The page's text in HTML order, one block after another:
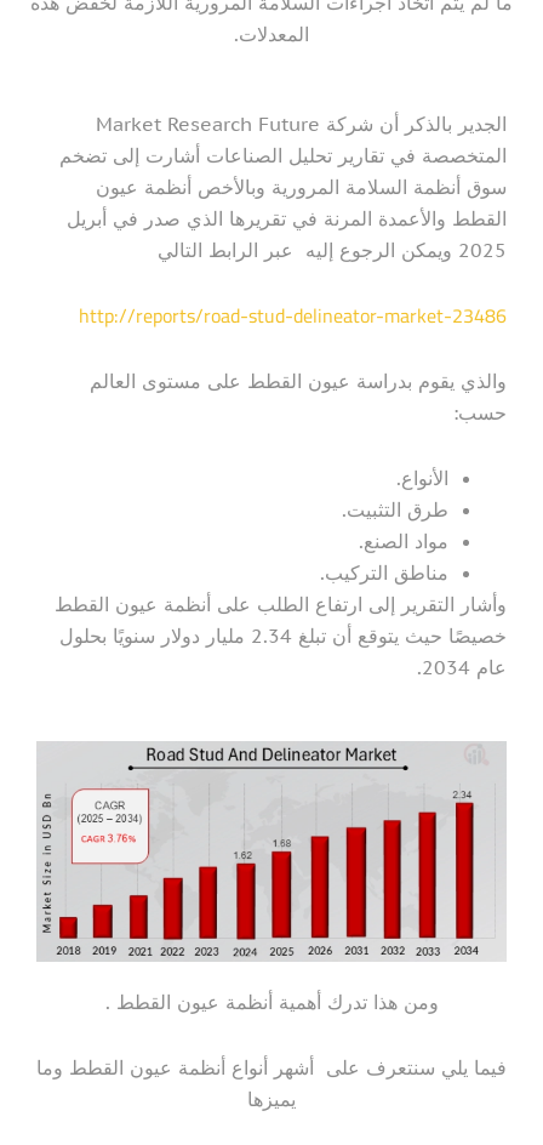
المعدلات.
الجدير بالذكر أن شركة Market Research Future
المتخصصة في تقارير تحليل الصناعات أشارت إلى تضخم
سوق أنظمة السلامة المرورية وبالأخص أنظمة عيون
القطط والأعمدة المرنة في تقريرها الذي صدر في أبريل
2025 ويمكن الرجوع إليه عبر الرابط التالي
http://reports/road-stud-delineator-market-23486
والذي يقوم بدراسة عيون القطط على مستوى العالم
حسب:
الأنواع.
طرق التثبيت.
مواد الصنع.
مناطق التركيب.
وأشار التقرير إلى ارتفاع الطلب على أنظمة عيون القطط
خصيصًا حيث يتوقع أن تبلغ 2.34 مليار دولار سنويًا بحلول
عام 2034.
ومن هذا تدرك أهمية أنظمة عيون القطط .
فيما يلي سنتعرف على أشهر أنواع أنظمة عيون القطط وما
يميزها